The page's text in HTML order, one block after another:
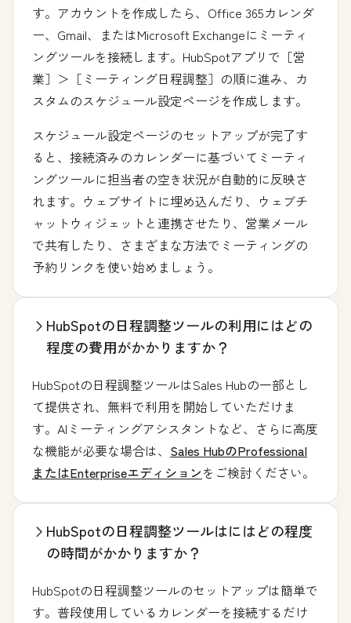
す。アカウントを作成したら、Office 365カレンダ
ー、Gmail、またはMicrosoft Exchangeにミーティ
ングツールを接続します。HubSpotアプリで［営
業］＞［ミーティング日程調整］の順に進み、 カ
スタムのスケジュール設定ページを作成 します。
スケジュール設定ページのセットアップが完了す
ると、接続済みのカレンダーに基づいてミーティ
ングツールに担当者の空き状況が自動的に反映さ
れます。ウェブサイトに埋め込んだり、ウェブチ
ャットウィジェットと連携させたり、営業メール
で共有したり、さまざまな方法でミーティングの
予約リンクを使い始めましょう。
HubSpotの日程調整ツールの利用にはどの
程度の費用がかかりますか？
HubSpotの日程調整ツールはSales Hubの一部とし
て提供され、無料で利用を開始していただけま
す。AIミーティングアシスタントなど、さらに高度
な機能が必要な場合は、 Sales HubのProfessional
またはEnterpriseエディションをご検討ください。
HubSpotの日程調整ツールはにはどの程度
の時間がかかりますか？
HubSpotの日程調整ツールのセットアップは簡単で
す。普段使用しているカレンダーを接続するだけ